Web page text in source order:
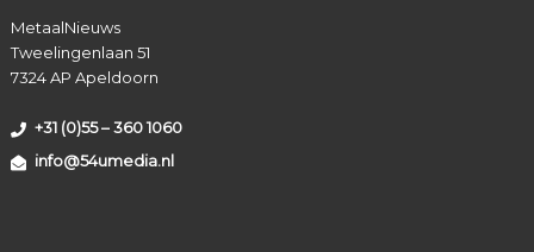
MetaalNieuws
Tweelingenlaan 51
7324 AP Apeldoorn
+31 (0)55 – 360 1060
info@54umedia.nl